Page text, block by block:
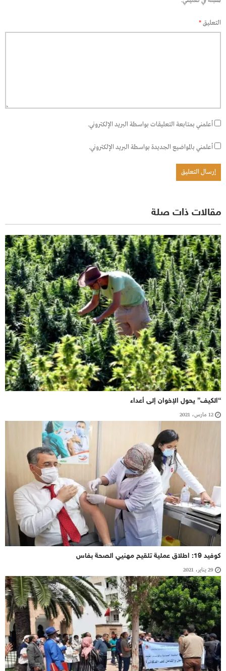
التعليق*
أعلمني بمتابعة التعليقات بواسطة البريد الإلكتروني.
أعلمني بالمواضيع الجديدة بواسطة البريد الإلكتروني.
مقالات ذات صلة
“الكيف” يحول الإخوان إلى أعداء
12 مارس، 2021
كوفيد 19: اطلاق عملية تلقيح مهنيي الصحة بفاس
29 يناير، 2021